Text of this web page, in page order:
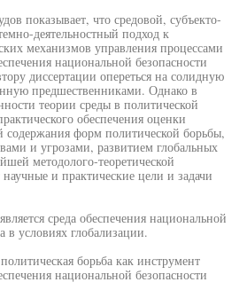
показывает, что средовой, субъекто-
деятельностный подход к
механизмов управления процессами
национальной безопасности
диссертации опереться на солидную
предшественниками. Однако в
теории среды в политической
обеспечения оценки
содержания форм политической борьбы,
и угрозами, развитием глобальных
методолого-теоретической
научные и практические цели и задачи
среда обеспечения национальной
в условиях глобализации.
борьба как инструмент
национальной безопасности